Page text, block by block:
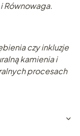
Równowaga.
czy inkluzje
kamienia i
procesach